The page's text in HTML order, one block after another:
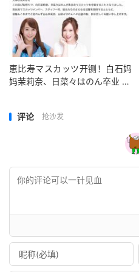
恵比寿マスカッツ开铡！白石妈
妈茉莉奈、日菜々はのん卒业 …
评论 抢沙发